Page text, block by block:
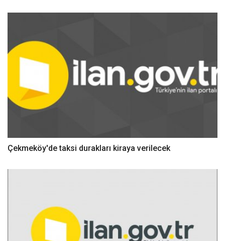
Çekmeköy'de taksi durakları kiraya verilecek